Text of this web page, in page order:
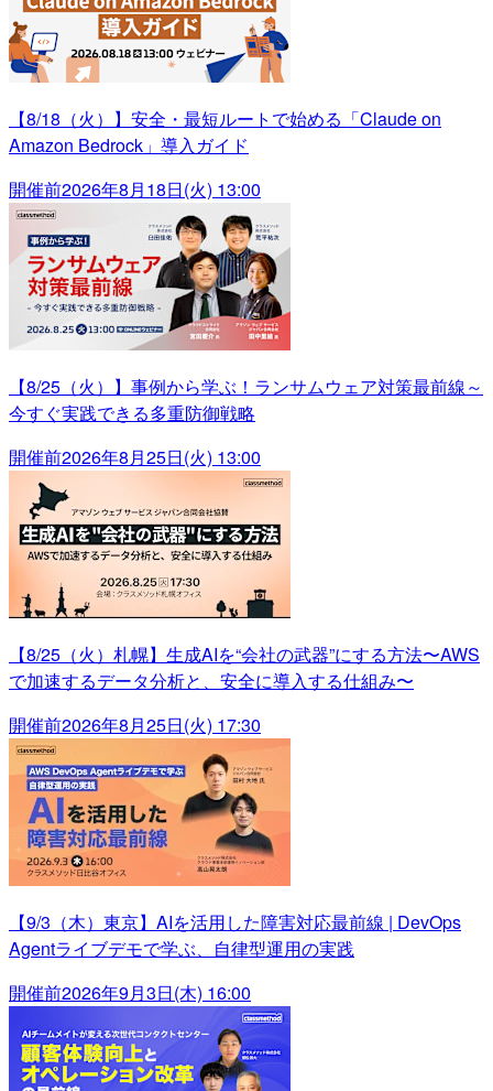
【8/18（火）】安全・最短ルートで始める「Claude on
Amazon Bedrock」導入ガイド
開催前2026年8月18日(火) 13:00
【8/25（火）】事例から学ぶ！ランサムウェア対策最前線～
今すぐ実践できる多重防御戦略
開催前2026年8月25日(火) 13:00
【8/25（火）札幌】生成AIを“会社の武器”にする方法〜AWS
で加速するデータ分析と、安全に導入する仕組み〜
開催前2026年8月25日(火) 17:30
【9/3（木）東京】AIを活用した障害対応最前線 | DevOps
Agentライブデモで学ぶ、自律型運用の実践
開催前2026年9月3日(木) 16:00